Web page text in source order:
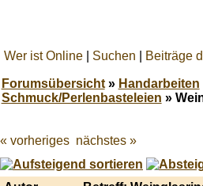
Wer ist Online Suchen Beiträge
Forumsübersicht» Handarbeiten
Schmuck/Perlenbasteleien »
Best
online
live
« vorheriges nächstes »